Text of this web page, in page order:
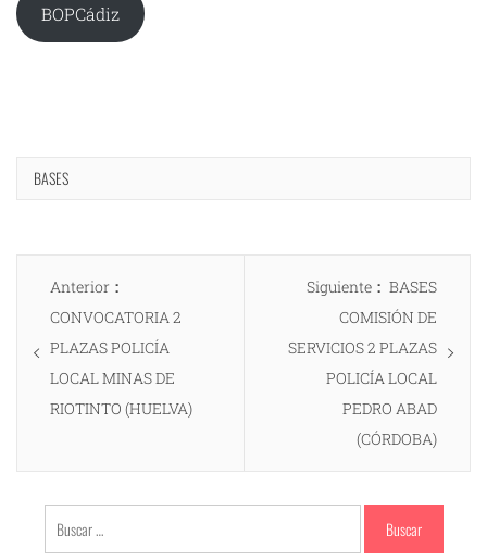
BOPCádiz
BASES
Navegación
entradas
Anterior
anterior:
CONVOCATORIA 2
PLAZAS POLICÍA
LOCAL MINAS DE
RIOTINTO (HUELVA)
Siguiente
Entrada
siguiente:
BASES
COMISIÓN DE
SERVICIOS 2 PLAZAS
POLICÍA LOCAL
PEDRO ABAD
(CÓRDOBA)
Buscar: